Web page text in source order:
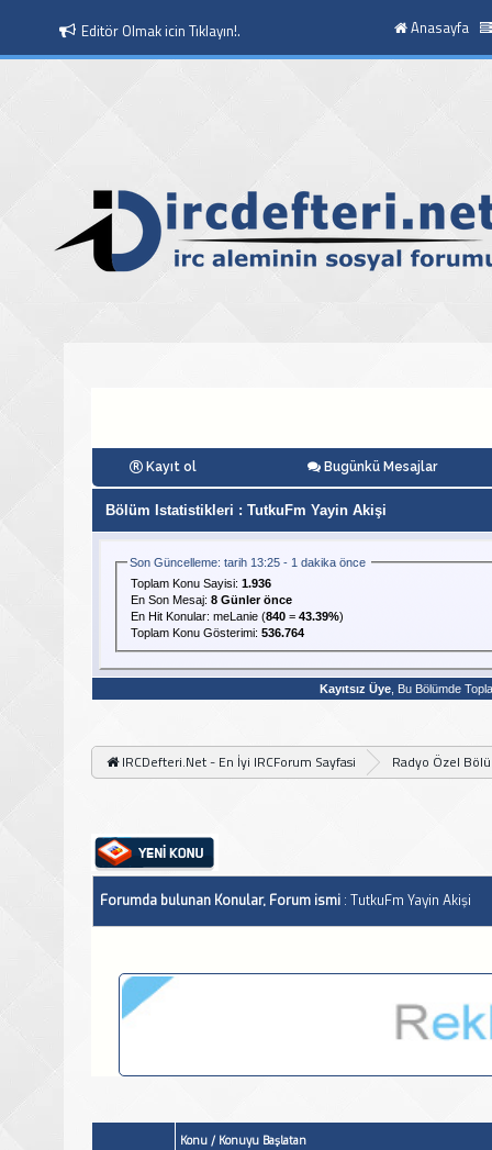
Editör Olmak icin Tıklayın!.
Moderatör Olmak icin Tıklayın!.
Anasayfa
Kayıt ol Bugünkü Mesajlar
Bölüm Istatistikleri : TutkuFm Yayin Akişi
Son Güncelleme: tarih 13:25 - 1 dakika önce
Toplam Konu Sayisi: 1.936
En Son Mesaj: 8 Günler önce
En Hit Konular: meLanie (840 = 43.39%)
Toplam Konu Gösterimi: 536.764
Kayıtsız Üye, Bu Bölümde
IRCDefteri.Net - En İyi IRCForum Sayfasi Radyo Özel
Forumda bulunan Konular, Forum ismi : TutkuFm Yayin Akişi
Konu / Konuyu Başlatan